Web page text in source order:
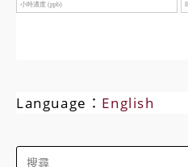
Language： English
Search